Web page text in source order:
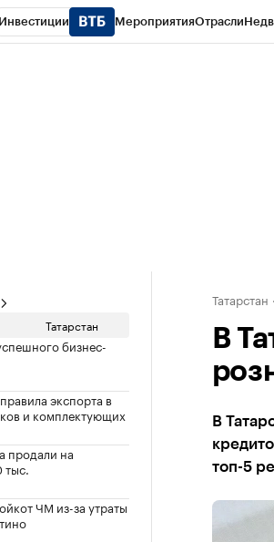
Инвестиции МероприятияОтрасли
Татарстан
бизнес-
экспорта в
и комплектующих
продали на
тыс.
ЧМ из-за утраты
Татарстан
В
В
топ-5